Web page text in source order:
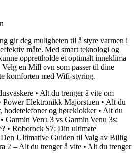
gir deg muligheten til å styre varmen i
måte. Med smart teknologi og
opprettholde et optimalt inneklima
Velg en Mill ovn som passer til dine
komforten med Wifi-styring.
• Alt du trenger å vite om
Power Elektronikk Majorstuen • Alt du
hodetelefoner og høreklokker• Alt du
• Garmin Venu 3 vs Garmin Venu 3s:
• Roborock S7: Din ultimate
Den Ultimative Guiden til Valg av Billig
2 – Alt du trenger å vite • Alt du trenger